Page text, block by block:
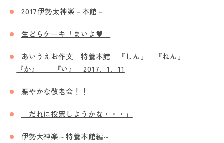
2017伊勢太神楽－本館－
生どらケーキ「まいよ♥」
あいうえお作文 特養本館 『しん』 『ねん』
『か』 『い』 2017．1．11
賑やかな敬老会！！
「だれに投票しようかな・・・」
伊勢大神楽～特養本館編～